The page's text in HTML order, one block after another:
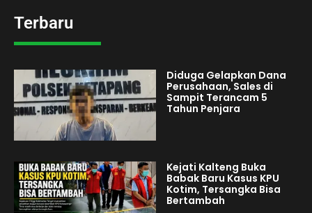
Terbaru
Diduga Gelapkan Dana
Perusahaan, Sales di
Sampit Terancam 5
Tahun Penjara
Kejati Kalteng Buka
Babak Baru Kasus KPU
Kotim, Tersangka Bisa
Bertambah